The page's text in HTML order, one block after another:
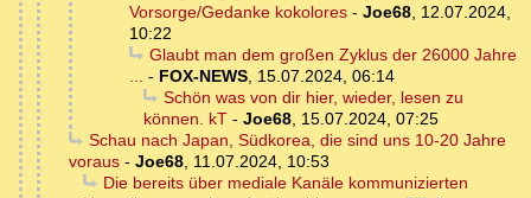
Vorsorge/Gedanke kokolores - Joe68, 12.07.2024,
10:22
Glaubt man dem großen Zyklus der 26000 Jahre
... - FOX-NEWS, 15.07.2024, 06:14
Schön was von dir hier, wieder, lesen zu
können. kT - Joe68, 15.07.2024, 07:25
Schau nach Japan, Südkorea, die sind uns 10-20 Jahre
voraus - Joe68, 11.07.2024, 10:53
Die bereits über mediale Kanäle kommunizierten